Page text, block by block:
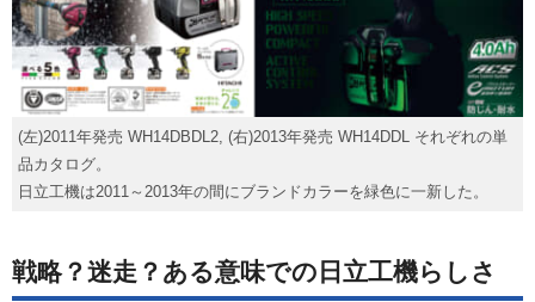
(左)2011年発売 WH14DBDL2, (右)2013年発売 WH14DDL それぞれの単
品カタログ。
日立工機は2011～2013年の間にブランドカラーを緑色に一新した。
戦略？迷走？ある意味での日立工機らしさ